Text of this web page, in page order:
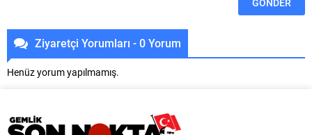
Ziyaretçi Yorumları - 0 Yorum
Henüz yorum yapılmamış.